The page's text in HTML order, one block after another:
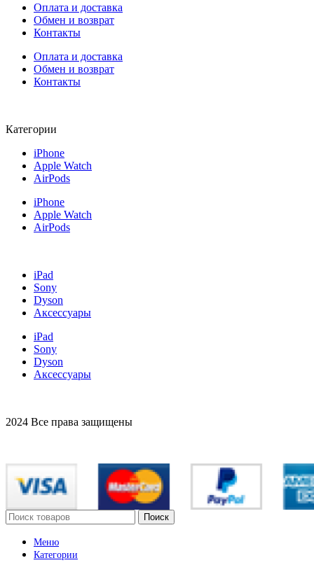
Оплата и доставка
Обмен и возврат
Контакты
Оплата и доставка
Обмен и возврат
Контакты
Категории
iPhone
Apple Watch
AirPods
iPhone
Apple Watch
AirPods
iPad
Sony
Dyson
Аксессуары
iPad
Sony
Dyson
Аксессуары
2024 Все права защищены
Поиск
Меню
Категории